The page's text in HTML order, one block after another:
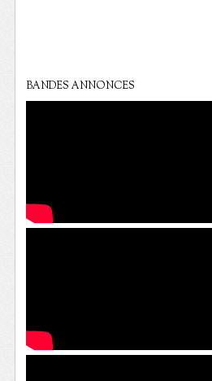
BANDES ANNONCES